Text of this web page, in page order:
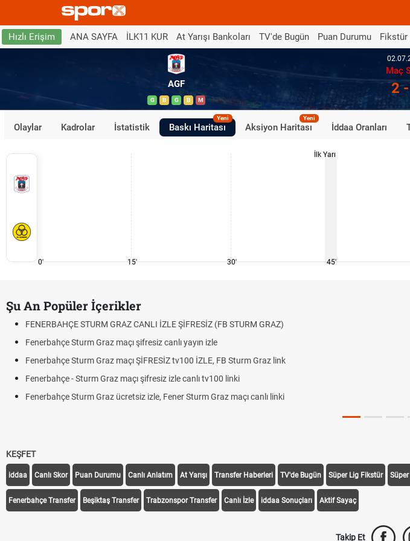
Hızlı Erişim ANA SAYFA İLK11 KUR At Yarışı Bankoları TV'de Bugün Puan Durumu Fikstür
AGF
G B G B M
Maç
2
Olaylar Kadrolar İstatistik Baskı Haritası
Yeni
Aksiyon Haritası
Yeni
İddaa Oranları
0' 15' 30'
İlk Yarı
45'
Şu An Popüler İçerikler
FENERBAHÇE STURM GRAZ CANLI İZLE ŞİFRESİZ (FB STURM GRAZ)
Fenerbahçe Sturm Graz maçı şifresiz canlı yayın izle
Fenerbahçe Sturm Graz maçı ŞİFRESİZ tv100 İZLE, FB Sturm Graz link
Fenerbahçe - Sturm Graz maçı şifresiz izle canlı tv100 linki
Fenerbahçe Sturm Graz ücretsiz izle, Fener Sturm Graz maçı canlı linki
KEŞFET
iddaa Canlı Skor Puan Durumu Canlı Anlatım At Yarışı Transfer Haberleri TV'de Bugün Süper Lig Fikstür
Fenerbahçe Transfer Beşiktaş Transfer Trabzonspor Transfer Canlı İzle iddaa Sonuçları Aktif Sayaç
Takip Et